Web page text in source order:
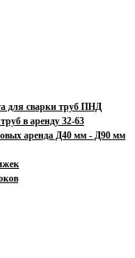
для сварки труб ПНД
в аренду 32-63
аренда Д40 мм - Д90 мм